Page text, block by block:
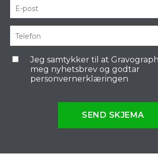
Jeg samtykker til at
meg nyhetsbrev og godtar
personvernerklæringen
SEND SKJEMA